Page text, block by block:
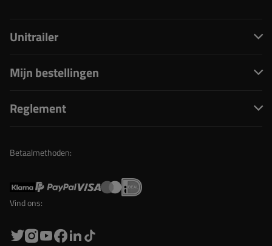
Unitrailer
Mijn bestellingen
Reglement
Betaalmethoden:
Vind ons: